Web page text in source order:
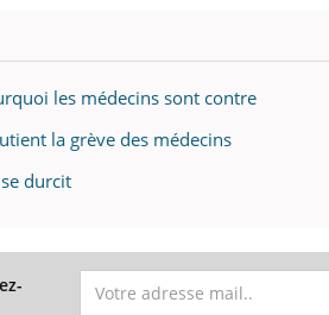
les médecins sont contre
la grève des médecins
durcit